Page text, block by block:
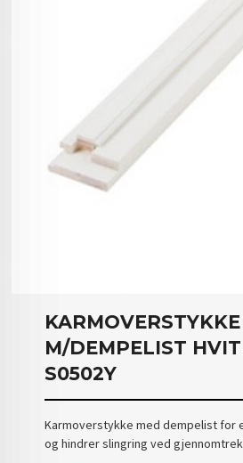
M/DEMPELIST
S0502Y
Karmoverstykke med dempelist for
og hindrer slingring ved